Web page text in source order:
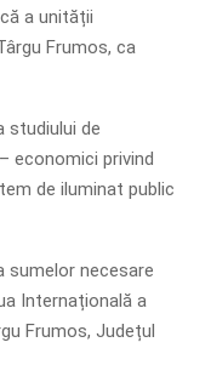
a unității
Frumos, ca
studiului de
economici privind
de iluminat public
sumelor necesare
Internațională a
Frumos, Județul